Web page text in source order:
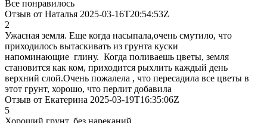
Все понравилось
Отзыв от Наталья 2025-03-16T20:54:53Z
2
Ужасная земля. Еще когда насыпала,очень смутило, что
приходилось вытаскивать из грунта куски
напоминающие глину. Когда поливаешь цветы, земля
становится как ком, приходится рыхлить каждый день
верхний слой.Очень пожалела , что пересадила все цветы в
этот грунт, хорошо, что перлит добавила
Отзыв от Екатерина 2025-03-19T16:35:06Z
5
Хороший грунт, без нареканий